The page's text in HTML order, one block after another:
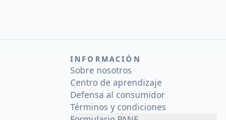
INFORMACIÓN
Sobre nosotros
Centro de aprendizaje
Defensa al consumidor
Términos y condiciones